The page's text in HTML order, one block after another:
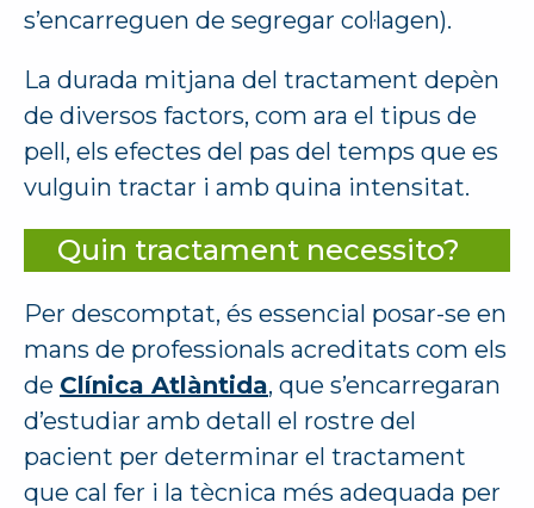
s’encarreguen de segregar col·lagen).
La durada mitjana del tractament depèn
de diversos factors, com ara el tipus de
pell, els efectes del pas del temps que es
vulguin tractar i amb quina intensitat.
Quin tractament necessito?
Per descomptat, és essencial posar-se en
mans de professionals acreditats com els
de Clínica Atlàntida, que s’encarregaran
d’estudiar amb detall el rostre del
pacient per determinar el tractament
que cal fer i la tècnica més adequada per